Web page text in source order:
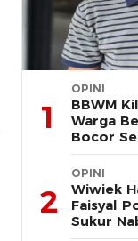
1
OPINI
BBWM
Warga
Bocor
2
OPINI
Wiwiek
Faisyal
Sukur